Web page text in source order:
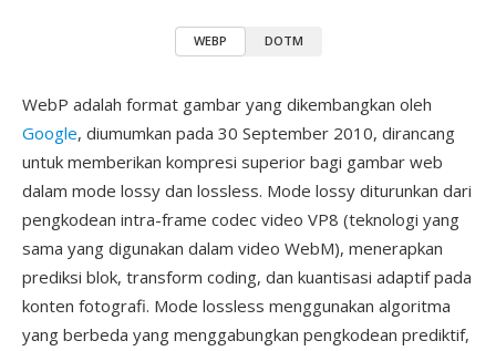
WEBP DOTM
WebP adalah format gambar yang dikembangkan oleh
Google, diumumkan pada 30 September 2010, dirancang
untuk memberikan kompresi superior bagi gambar web
dalam mode lossy dan lossless. Mode lossy diturunkan dari
pengkodean intra-frame codec video VP8 (teknologi yang
sama yang digunakan dalam video WebM), menerapkan
prediksi blok, transform coding, dan kuantisasi adaptif pada
konten fotografi. Mode lossless menggunakan algoritma
yang berbeda yang menggabungkan pengkodean prediktif,